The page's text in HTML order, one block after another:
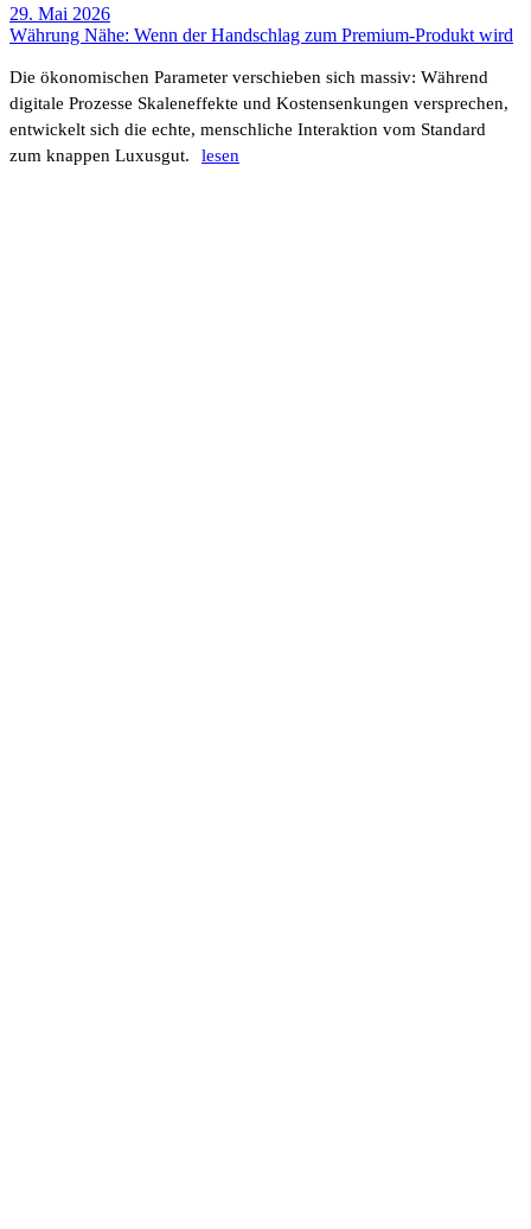
29. Mai 2026
Währung Nähe: Wenn der Hand­schlag zum Premium-Produkt wird
Die ökono­mi­schen Para­meter verschieben sich massiv: Während
digi­tale Prozesse Skalen­ef­fekte und Kosten­sen­kungen verspre­chen,
entwi­ckelt sich die echte, mensch­liche Inter­ak­tion vom Stan­dard
zum knappen Luxusgut.
lesen